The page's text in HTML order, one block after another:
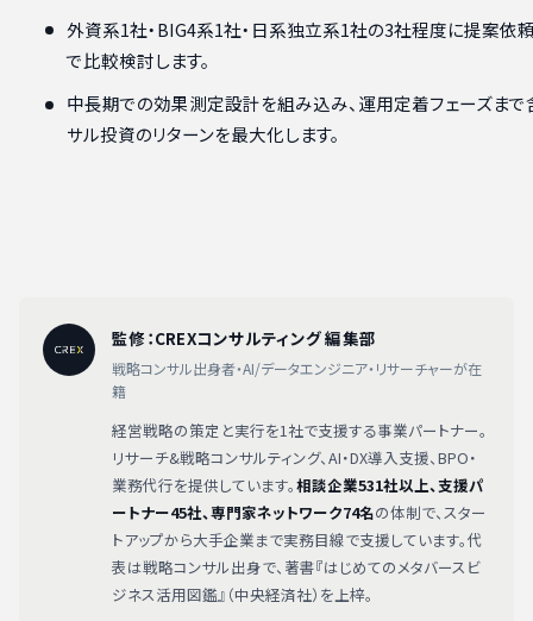
外資系1社・BIG4系1社・日系独立系1社の3社程度に提案依
で比較検討します。
中長期での効果測定設計を組み込み、運用定着フェーズまで
サル投資のリターンを最大化します。
監修：CREXコンサルティング 編集部
戦略コンサル出身者・AI/データエンジニア・リサーチャーが在
籍
経営戦略の策定と実行を1社で支援する事業パートナー。
リサーチ&戦略コンサルティング、AI・DX導入支援、BPO・
業務代行を提供しています。相談企業531社以上、支援パ
ートナー45社、専門家ネットワーク74名の体制で、スター
トアップから大手企業まで実務目線で支援しています。代
表は戦略コンサル出身で、著書『はじめてのメタバースビ
ジネス活用図鑑』（中央経済社）を上梓。